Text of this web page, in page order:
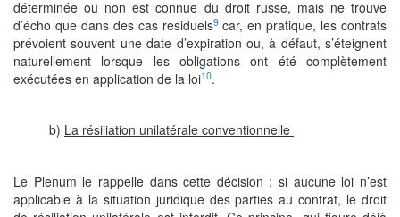
déterminée ou non est connue du droit russe, mais ne trouve
d’écho que dans des cas résiduels9car, en pratique, les contrats
prévoient souvent une date d’expiration ou, à défaut, s’éteignent
naturellement lorsque les obligations ont été complètement
exécutées en application de la loi10.
b) La résiliation unilatérale conventionnelle
Le Plenum le rappelle dans cette décision : si aucune loi n’est
applicable à la situation juridique des parties au contrat, le droit